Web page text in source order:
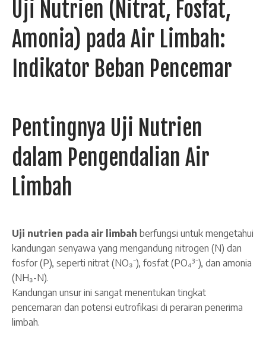
Uji Nutrien (Nitrat, Fosfat,
Amonia) pada Air Limbah:
Indikator Beban Pencemar
Pentingnya Uji Nutrien
dalam Pengendalian Air
Limbah
Uji nutrien pada air limbah berfungsi untuk mengetahui
kandungan senyawa yang mengandung nitrogen (N) dan
fosfor (P), seperti nitrat (NO₃⁻), fosfat (PO₄³⁻), dan amonia
(NH₃-N).
Kandungan unsur ini sangat menentukan tingkat
pencemaran dan potensi eutrofikasi di perairan penerima
limbah.